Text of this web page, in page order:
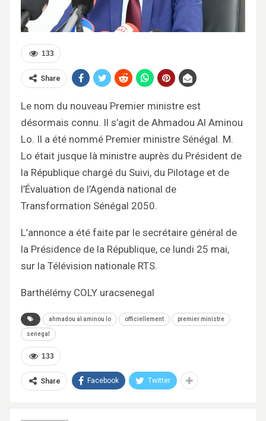
133
Share
Le nom du nouveau Premier ministre est
désormais connu. Il s’agit de Ahmadou Al Aminou
Lo. Il a été nommé Premier ministre Sénégal. M.
Lo était jusque là ministre auprès du Président de
la République chargé du Suivi, du Pilotage et de
l’Évaluation de l’Agenda national de
Transformation Sénégal 2050.
L’annonce a été faite par le secrétaire général de
la Présidence de la République, ce lundi 25 mai,
sur la Télévision nationale RTS.
Barthélémy COLY uracsenegal
ahmadou al aminou lo officiellement premier ministre
senegal
133
Share Facebook Twitter